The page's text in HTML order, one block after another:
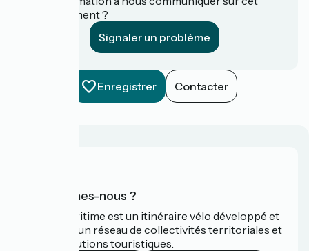
établissement ?
Signaler un problème
Enregistrer Contacter
Qui sommes-nous ?
La Vélomaritime est un itinéraire vélo développé et
promu par un réseau de collectivités territoriales et
leurs institutions touristiques.